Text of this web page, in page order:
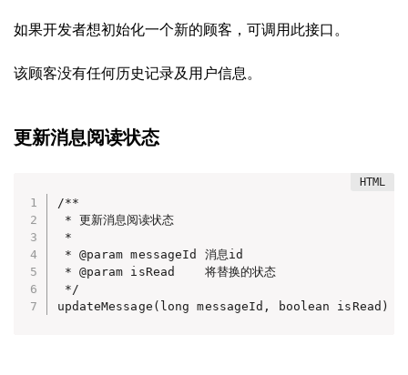
如果开发者想初始化一个新的顾客，可调用此接口。
该顾客没有任何历史记录及用户信息。
更新消息阅读状态
/**
* 更新消息阅读状态
*
* @param messageId 消息id
* @param isRead    将替换的状态
*/
updateMessage(long messageId, boolean isRead)